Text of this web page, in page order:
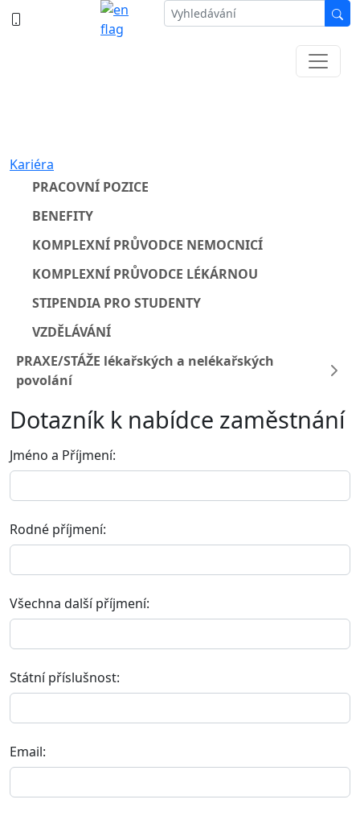
Kariéra
PRACOVNÍ POZICE
BENEFITY
KOMPLEXNÍ PRŮVODCE NEMOCNICÍ
KOMPLEXNÍ PRŮVODCE LÉKÁRNOU
STIPENDIA PRO STUDENTY
VZDĚLÁVÁNÍ
PRAXE/STÁŽE lékařských a nelékařských
povolání
Dotazník k nabídce zaměstnání
Jméno a Příjmení:
Rodné příjmení:
Všechna další příjmení:
Státní příslušnost:
Email: